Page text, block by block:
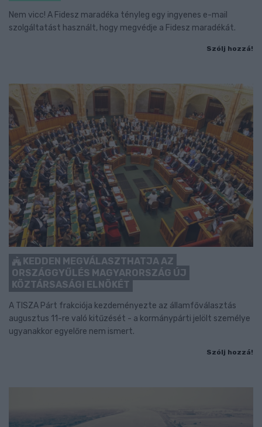
Nem vicc! A Fidesz maradéka tényleg egy ingyenes e-mail
szolgáltatást használt, hogy megvédje a Fidesz maradékát.
Szólj hozzá!
KEDDEN MEGVÁLASZTHATJA AZ
ORSZÁGGYŰLÉS MAGYARORSZÁG ÚJ
KÖZTÁRSASÁGI ELNÖKÉT
A TISZA Párt frakciója kezdeményezte az államfőválasztás
augusztus 11-re való kitűzését - a kormánypárti jelölt személye
ugyanakkor egyelőre nem ismert.
Szólj hozzá!